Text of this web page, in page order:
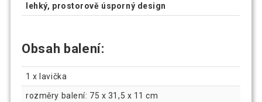
lehký, prostorově úsporný design
Obsah balení:
1 x lavička
rozměry balení: 75 x 31,5 x 11 cm